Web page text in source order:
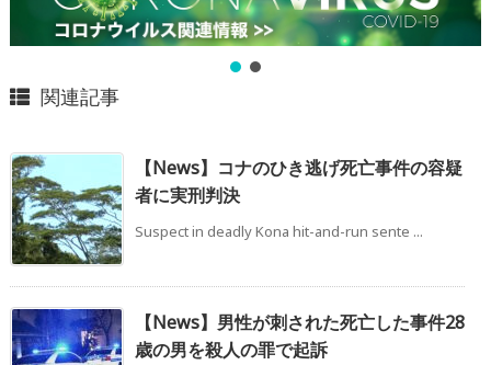
関連記事
【News】コナのひき逃げ死亡事件の容疑
者に実刑判決
Suspect in deadly Kona hit-and-run sente ...
【News】男性が刺された死亡した事件28
歳の男を殺人の罪で起訴